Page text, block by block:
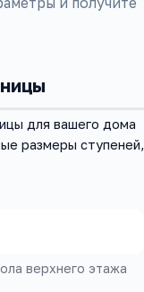
для вашего дома
размеры ступеней,
верхнего этажа